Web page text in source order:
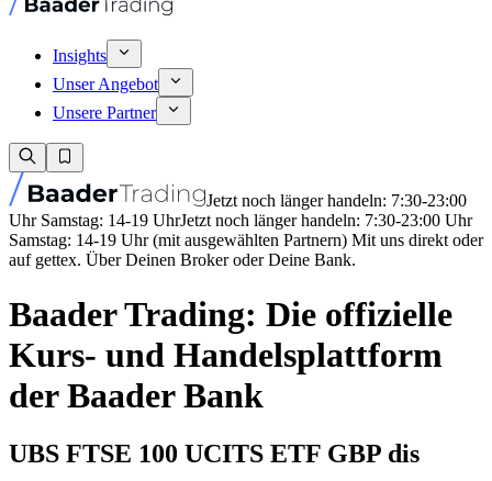
Insights
Unser Angebot
Unsere Partner
Jetzt noch länger handeln: 7:30-23:00
Uhr Samstag: 14-19 UhrJetzt noch länger handeln: 7:30-23:00 Uhr
Samstag: 14-19 Uhr (mit ausgewählten Partnern) Mit uns direkt oder
auf gettex. Über Deinen Broker oder Deine Bank.
Baader Trading: Die offizielle
Kurs- und Handelsplattform
der Baader Bank
UBS FTSE 100 UCITS ETF GBP dis